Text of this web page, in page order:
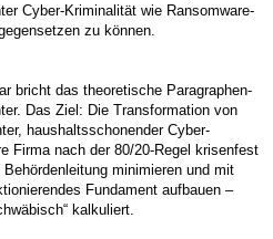
Cyber-Kriminalität wie Ransomware-
zu können.
bricht das theoretische Paragraphen-
Das Ziel: Die Transformation von
haushaltsschonender Cyber-
Firma nach der 80/20-Regel krisenfest
minimieren und mit
Fundament aufbauen –
kalkuliert.